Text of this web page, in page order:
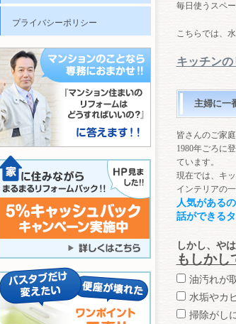
毎日使うスペ
こちらでは、
キッチン
主婦に一
皆さんのご家
1980年ごろに
ています。
現在では、キ
インテリアの
人気がある
話ができるタ
しかし、や
もしかし
油汚れが
水垢やカ
掃除がし
プライバシーポリシー